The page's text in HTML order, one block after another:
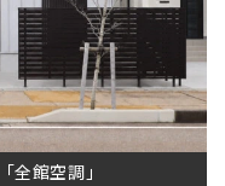
館空調」